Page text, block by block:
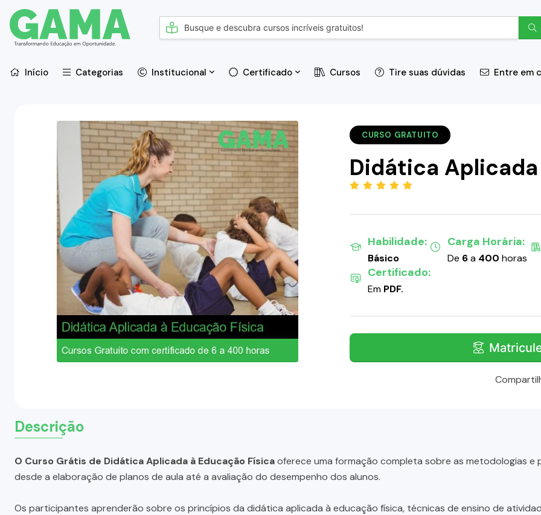
Início Categorias Institucional Certificado Cursos Tire suas dúvidas Entre em
CURSO GRATUITO
Didática
Habilidade:
Básico
Carga Horária:
De 6a 400 horas
Certificado:
Em PDF.
Descrição
O Curso Grátis de Didática Aplicada à Educação Físicaoferece uma formação completa sobre as metodologias
desde a elaboração de planos de aula até a avaliação do desempenho dos alunos.
Os participantes aprenderão sobre os princípios da didática aplicada à educação física, técnicas de ensino de